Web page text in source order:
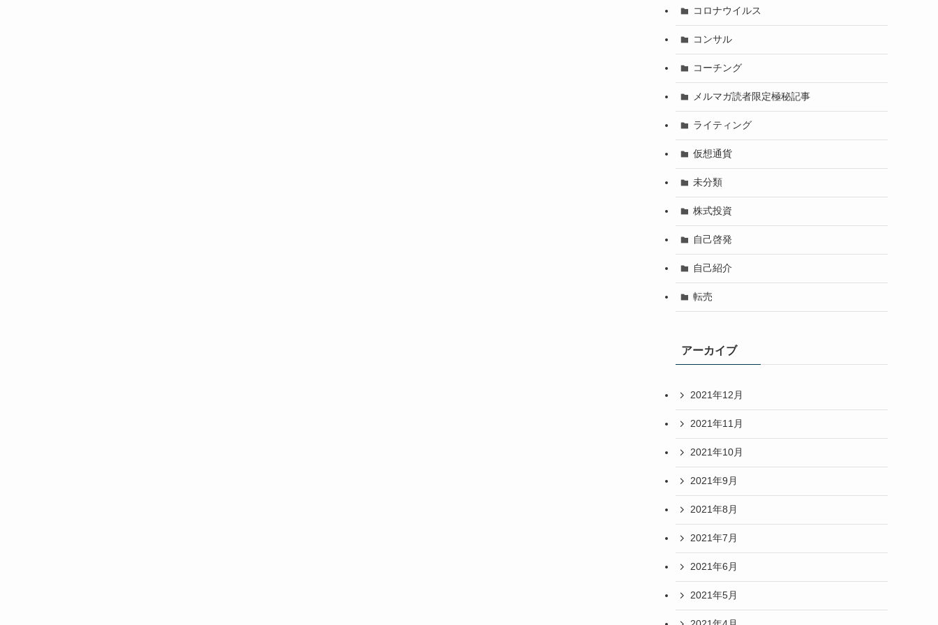
コロナウイルス
コンサル
コーチング
メルマガ読者限定極秘記事
ライティング
仮想通貨
未分類
株式投資
自己啓発
自己紹介
転売
アーカイブ
2021年12月
2021年11月
2021年10月
2021年9月
2021年8月
2021年7月
2021年6月
2021年5月